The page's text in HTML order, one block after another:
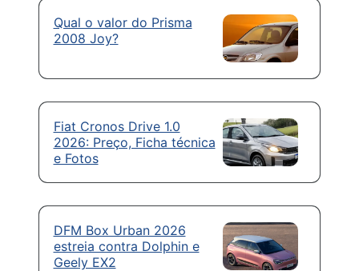
Qual o valor do Prisma
2008 Joy?
Fiat Cronos Drive 1.0
2026: Preço, Ficha técnica
e Fotos
DFM Box Urban 2026
estreia contra Dolphin e
Geely EX2